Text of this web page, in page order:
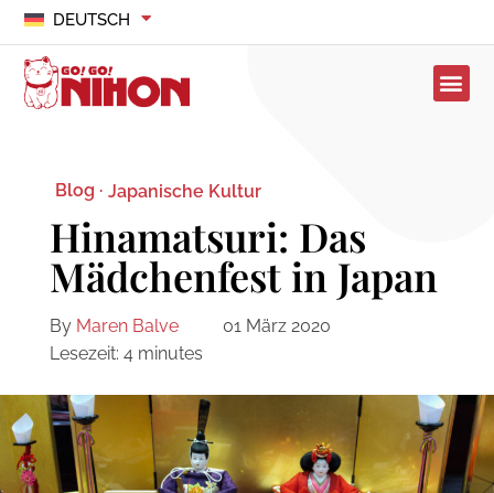
DEUTSCH
Blog · Japanische Kultur
Hinamatsuri: Das
Mädchenfest in Japan
By Maren Balve
01 März 2020
Lesezeit: 4 minutes